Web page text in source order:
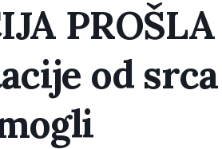
od